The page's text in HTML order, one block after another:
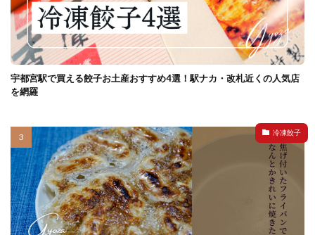
宇都宮駅で買える餃子お土産おすすめ4選！駅ナカ・改札近くの人気店
を網羅
冷凍餃子